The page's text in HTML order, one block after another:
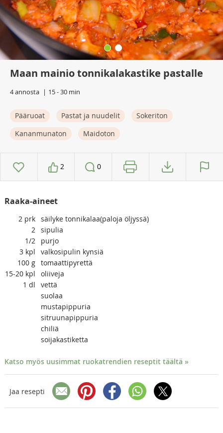
Maan mainio tonnikalakastike pastalle
4 annosta 15 - 30 min
Pääruoat Pastat ja nuudelit
Sokeriton
Kananmunaton
Maidoton
2 0
Raaka-aineet
2 prk säilyke tonnikalaa(paloja öljyssä)
2 sipulia
1/2
purjo
3 kpl
valkosipulin kynsiä
100 g tomaattipyrettä
15-20 kpl
oliiveja
1 dl
vettä
suolaa
mustapippuria
sitruunapippuria
chiliä
soijakastiketta
Katso myös uusimmat ruokatrendien reseptit täältä »
Jaa resepti